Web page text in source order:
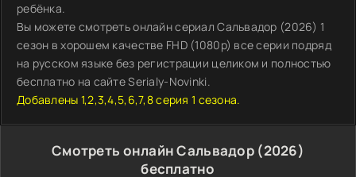
ребёнка.
Вы можете смотреть онлайн сериал Сальвадор (2026) 1
сезон в хорошем качестве FHD (1080p) все серии подряд
на русском языке без регистрации целиком и полностью
бесплатно на сайте Serialy-Novinki.
Добавлены 1,2,3,4,5,6,7,8 серия 1 сезона.
Смотреть онлайн Сальвадор (2026)
бесплатно